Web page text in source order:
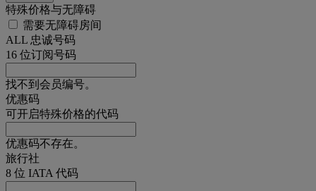
特殊价格与无障碍
需要无障碍房间
ALL 忠诚号码
16 位订阅号码
找不到会员编号。
优惠码
可开启特殊价格的代码
优惠码不存在。
旅行社
8 位 IATA 代码